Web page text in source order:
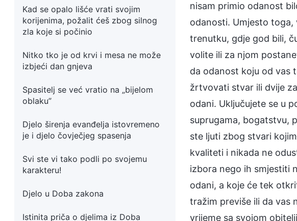
Kad se opalo lišće vrati svojim
korijenima, požalit ćeš zbog silnog
zla koje si počinio
Nitko tko je od krvi i mesa ne može
izbjeći dan gnjeva
Spasitelj se već vratio na „bijelom
oblaku”
Djelo širenja evanđelja istovremeno
je i djelo čovječjeg spasenja
Svi ste vi tako podli po svojemu
karakteru!
Djelo u Doba zakona
Istinita priča o djelima iz Doba
nisam primio odanost
odanosti. Umjesto toga,
trenutku, gdje god bili,
volite ili za njom
da odanost koju od vas
žrtvovati stvar ili dvije
odani. Uključujete se u
suprugama, bogatstvu,
ste ljuti zbog stvari
kvaliteti i nikada ne
izbora nego ih smjestiti
odani, a koje će tek
tražim previše ili da vas
vrijeme sa svojom